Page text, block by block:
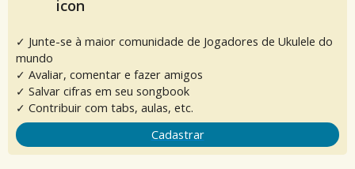
✓ Junte-se à maior comunidade de Jogadores de Ukulele do
mundo
✓ Avaliar, comentar e fazer amigos
✓ Salvar cifras em seu songbook
✓ Contribuir com tabs, aulas, etc.
Cadastrar